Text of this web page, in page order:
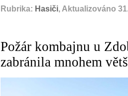
Rubrika: Hasiči, Aktualizováno
Požár kombajnu u
zabránila mnohem